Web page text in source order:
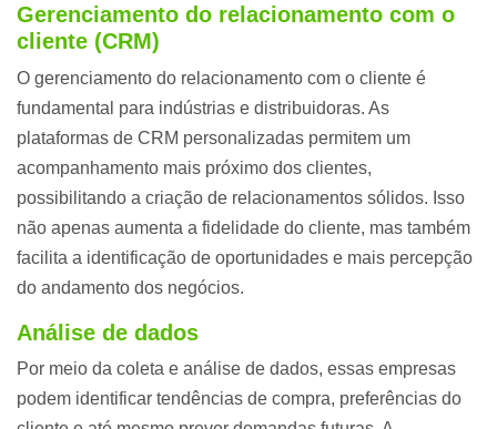
Gerenciamento do relacionamento com o
cliente (CRM)
O gerenciamento do relacionamento com o cliente é
fundamental para indústrias e distribuidoras. As
plataformas de CRM personalizadas permitem um
acompanhamento mais próximo dos clientes,
possibilitando a criação de relacionamentos sólidos. Isso
não apenas aumenta a fidelidade do cliente, mas também
facilita a identificação de oportunidades e mais percepção
do andamento dos negócios.
Análise de dados
Por meio da coleta e análise de dados, essas empresas
podem identificar tendências de compra, preferências do